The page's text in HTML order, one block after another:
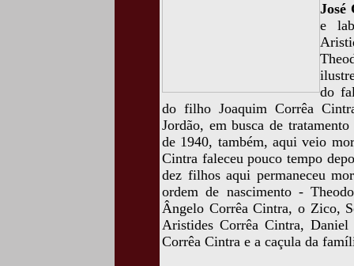
José
e
do
do filho Joaquim Corrêa
Jordão, em busca de
de 1940, também, aqui veio
Cintra faleceu pouco tempo
dez filhos aqui permaneceu
ordem de nascimento -
Ângelo Corrêa Cintra, o Zico,
Aristides Corrêa Cintra,
Corrêa Cintra e a caçula da